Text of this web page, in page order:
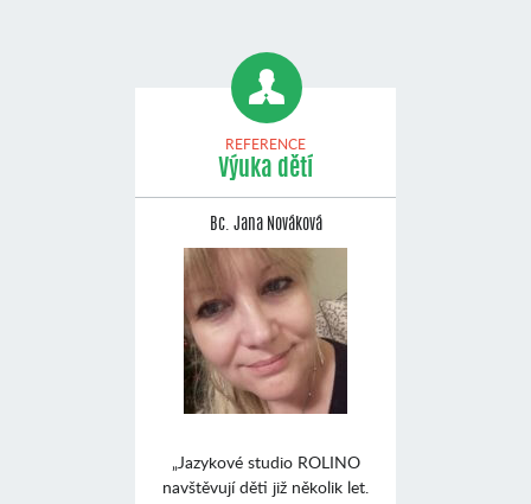
REFERENCE
Výuka dětí
Bc. Jana Nováková
„Jazykové studio ROLINO
navštěvují děti již několik let.